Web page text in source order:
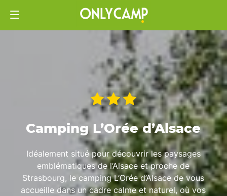
Camping L’Orée d’Alsace
Idéalement situé pour découvrir les paysages
emblématiques de l’Alsace et proche de
Strasbourg, le camping L’Orée d’Alsace de vous
accueille dans un cadre calme et naturel, où vos